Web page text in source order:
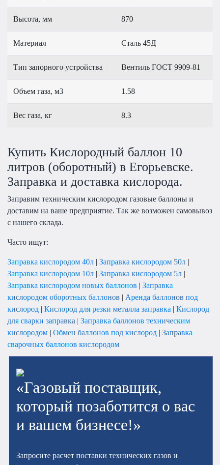
Высота, мм 870
Материал Сталь 45Д
Тип запорного устройства Вентиль ГОСТ 9909-81
Объем газа, м3 1.58
Вес газа, кг 8.3
Купить Кислородный баллон 10
литров (оборотный) в Егорьевске.
Заправка и доставка кислорода.
Заправим техническим кислородом газовые баллоны и
доставим на ваше предприятие. Так же возможен самовывоз
с нашего склада.
Часто ищут:
Заправка кислородом 40л | Заправка кислородом 50л |
Заправка кислородом 10л | Заправка кислородом 5л |
Заправка кислородом новых баллонов | Заправка
кислородом оборотных баллонов | Аренда баллонов под
кислород | Кислород для резки металла заправка | Кислород
для сварки заправка | Заправка баллонов техническим
кислородом | Обмен баллонов под кислород | Заправка
сварочных баллонов кислородом
«Газовый поставщик,
который позаботится о вас
и вашем бизнесе!»
Запросите расчет поставки технических газов и